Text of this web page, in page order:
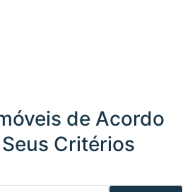
de Acordo
Critérios